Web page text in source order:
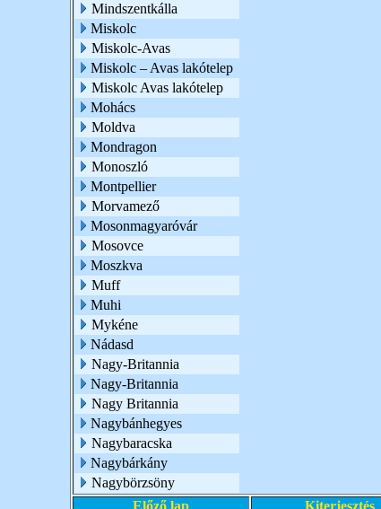
Mindszentkálla
Miskolc
Miskolc-Avas
Miskolc – Avas lakótelep
Miskolc Avas lakótelep
Mohács
Moldva
Mondragon
Monoszló
Montpellier
Morvamező
Mosonmagyaróvár
Mosovce
Moszkva
Muff
Muhi
Mykéne
Nádasd
Nagy-Britannia
Nagy-Britannia
Nagy Britannia
Nagybánhegyes
Nagybaracska
Nagybárkány
Nagybörzsöny
Előző lap
Kiterjesztés